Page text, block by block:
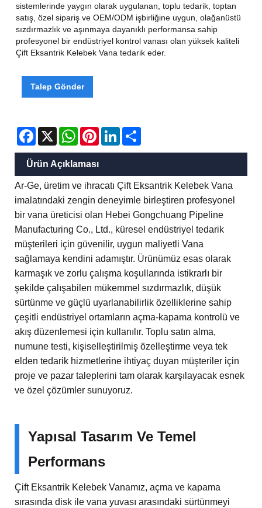
sistemlerinde yaygın olarak uygulanan, toplu tedarik, toptan
satış, özel sipariş ve OEM/ODM işbirliğine uygun, olağanüstü
sızdırmazlık ve aşınmaya dayanıklı performansa sahip
profesyonel bir endüstriyel kontrol vanası olan yüksek kaliteli
Çift Eksantrik Kelebek Vana tedarik eder.
Talep Gönder
Facebook
X WhatsAppPinterestLinkedIn
Ürün Açıklaması
Ar-Ge, üretim ve ihracatı Çift Eksantrik Kelebek Vana
imalatındaki zengin deneyimle birleştiren profesyonel
bir vana üreticisi olan Hebei Gongchuang Pipeline
Manufacturing Co., Ltd., küresel endüstriyel tedarik
müşterileri için güvenilir, uygun maliyetli Vana
sağlamaya kendini adamıştır. Ürünümüz esas olarak
karmaşık ve zorlu çalışma koşullarında istikrarlı bir
şekilde çalışabilen mükemmel sızdırmazlık, düşük
sürtünme ve güçlü uyarlanabilirlik özelliklerine sahip
çeşitli endüstriyel ortamların açma-kapama kontrolü ve
akış düzenlemesi için kullanılır. Toplu satın alma,
numune testi, kişiselleştirilmiş özelleştirme veya tek
elden tedarik hizmetlerine ihtiyaç duyan müşteriler için
proje ve pazar taleplerini tam olarak karşılayacak esnek
ve özel çözümler sunuyoruz.
Yapısal Tasarım Ve Temel
Performans
Çift Eksantrik Kelebek Vanamız, açma ve kapama
sırasında disk ile vana yuvası arasındaki sürtünmeyi